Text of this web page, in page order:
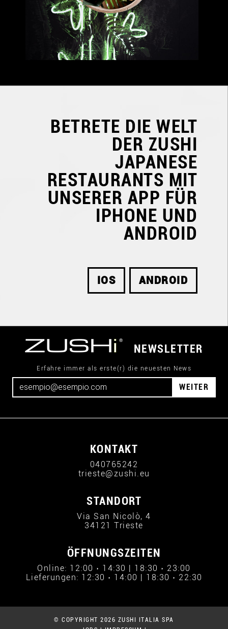
BETRETE DIE WELT
DER ZUSHI
JAPANESE
RESTAURANTS MIT
UNSERER APP FÜR
IPHONE UND
ANDROID
IOS ANDROID
NEWSLETTER
Erfahre immer als erste(r) die neuesten News
WEITER
KONTAKT
040765242
trieste@zushi.eu
STANDORT
Via San Nicolò, 4
34121 Trieste
ÖFFNUNGSZEITEN
Online: 12:00 › 14:30 | 18:30 › 23:00
Lieferungen: 12:30 › 14:00 | 18:30 › 22:30
© COPYRIGHT 2026 ZUSHI ITALIA SPA